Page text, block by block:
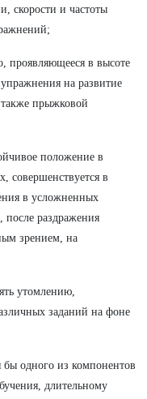
скорости и частоты
проявляющееся в высоте
на развитие
прыжковой
положение в
совершенствуется в
в усложненных
раздражения
зрением, на
утомлению,
заданий на фоне
бы одного из компонентов
длительному